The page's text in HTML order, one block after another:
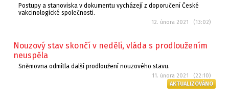
Postupy a stanoviska v dokumentu vycházejí z doporučení České
vakcinologické společnosti.
12. února 2021 (13:02)
Nouzový stav skončí v neděli, vláda s prodloužením
neuspěla
Sněmovna odmítla další prodloužení nouzového stavu.
11. února 2021 (22:10)
AKTUALIZOVÁNO